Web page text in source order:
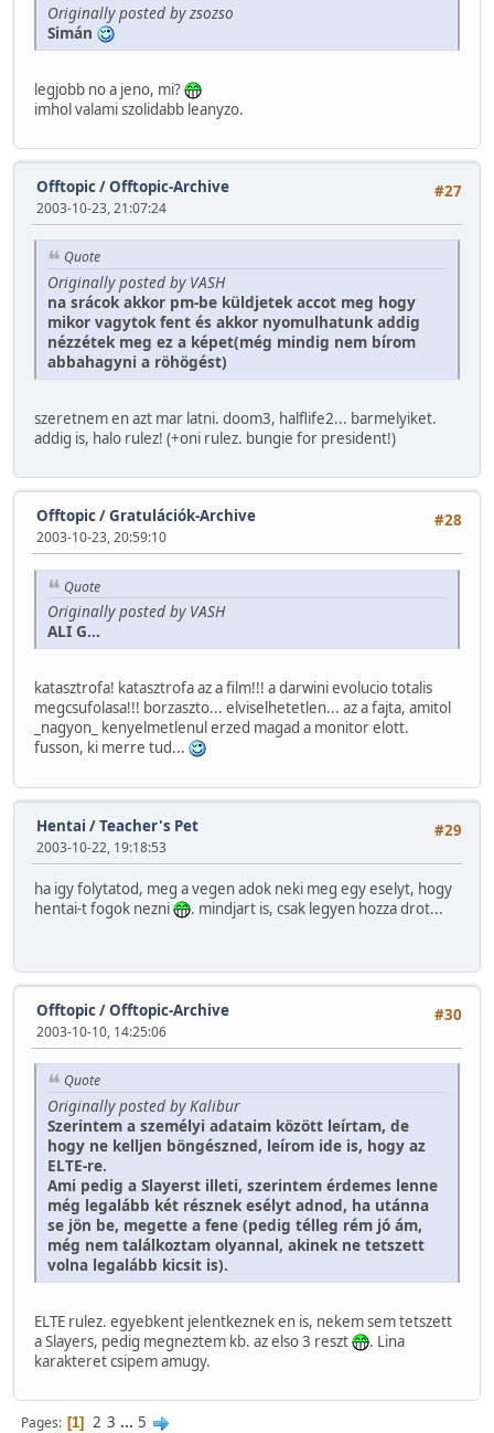
Originally posted by zsozso
Simán
legjobb no a jeno, mi?
imhol valami szolidabb leanyzo.
#27
Offtopic/Offtopic-Archive
2003-10-23, 21:07:24
Quote
Originally posted by VASH
na srácok akkor pm-be küldjetek accot meg hogy
mikor vagytok fent és akkor nyomulhatunk addig
nézzétek meg ez a képet(még mindig nem bírom
abbahagyni a röhögést)
szeretnem en azt mar latni. doom3, halflife2... barmelyiket.
addig is, halo rulez! (+oni rulez. bungie for president!)
#28
Offtopic/Gratulációk-Archive
2003-10-23, 20:59:10
Quote
Originally posted by VASH
ALI G...
katasztrofa! katasztrofa az a film!!! a darwini evolucio totalis
megcsufolasa!!! borzaszto... elviselhetetlen... az a fajta, amitol
_nagyon_ kenyelmetlenul erzed magad a monitor elott.
fusson, ki merre tud...
#29
Hentai /Teacher's Pet
2003-10-22, 19:18:53
ha igy folytatod, meg a vegen adok neki meg egy eselyt, hogy
hentai-t fogok nezni
. mindjart is, csak legyen hozza drot...
#30
Offtopic/Offtopic-Archive
2003-10-10, 14:25:06
Quote
Originally posted by Kalibur
Szerintem a személyi adataim között leírtam, de
hogy ne kelljen böngészned, leírom ide is, hogy az
ELTE-re.
Ami pedig a Slayerst illeti, szerintem érdemes lenne
még legalább két résznek esélyt adnod, ha utánna
se jön be, megette a fene (pedig télleg rém jó ám,
még nem találkoztam olyannal, akinek ne tetszett
volna legalább kicsit is).
ELTE rulez. egyebkent jelentkeznek en is, nekem sem tetszett
a Slayers, pedig megneztem kb. az elso 3 reszt
. Lina
karakteret csipem amugy.
Pages 1 2 3 ... 5